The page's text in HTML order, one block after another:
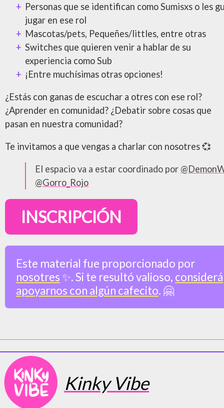
Personas que se identifican como Sumisxs o les
jugar en ese rol
Mascotas/pets, Pequeñes/littles, entre otras
Switches que quieren venir a hablar de su
experiencia como Sub
¡Entre muchísimas otras opciones!
¿Estás con ganas de escuchar a otres con ese rol?
¿Aprender en comunidad? ¿Debatir sobre cosas que
pasan en nuestra comunidad?
Te invitamos a que vengas a charlar con nosotres 💞
El espacio va a estar coordinado por
@Gorro_Rojo
INSCRIPCIÓN
Este material fue proporcionado por
nosotres ✨. Si te resultó valioso, considerá
apoyarnos con algún cafecito. 🤗
Kinky Vibe